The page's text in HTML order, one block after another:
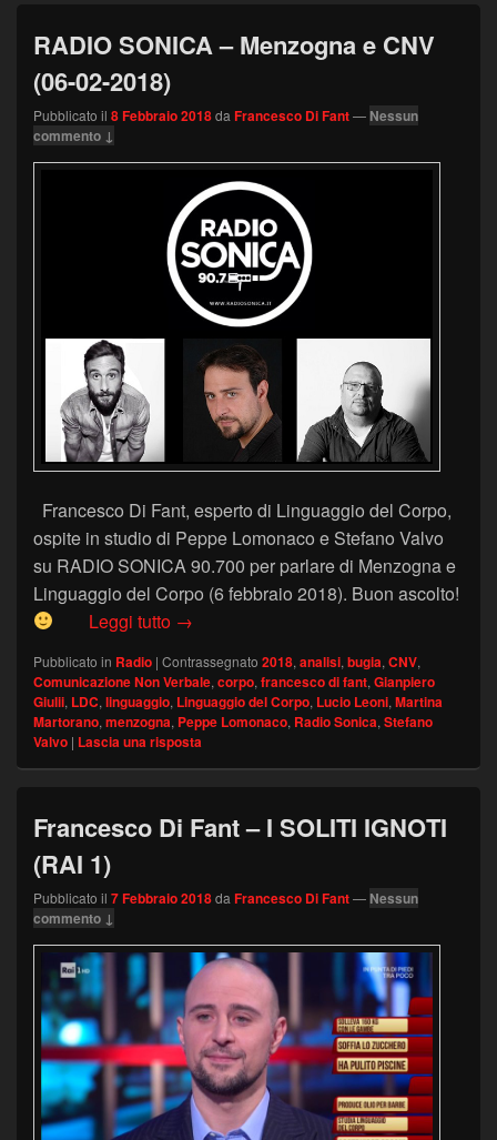
RADIO SONICA – Menzogna e CNV
(06-02-2018)
Pubblicato il 8 Febbraio 2018da Francesco Di Fant— Nessun
commento ↓
Francesco Di Fant, esperto di Linguaggio del Corpo,
ospite in studio di Peppe Lomonaco e Stefano Valvo
su RADIO SONICA 90.700 per parlare di Menzogna e
Linguaggio del Corpo (6 febbraio 2018). Buon ascolto!
Leggi tutto RADIO SONICA – Menzogna e CNV
→
Pubblicato in Radio | Contrassegnato 2018, analisi, bugia, CNV,
Comunicazione Non Verbale, corpo, francesco di fant, Gianpiero
Giulii, LDC, linguaggio, Linguaggio del Corpo, Lucio Leoni, Martina
Martorano, menzogna, Peppe Lomonaco, Radio Sonica, Stefano
Valvo | Lascia una risposta
Francesco Di Fant – I SOLITI IGNOTI
(RAI 1)
Pubblicato il 7 Febbraio 2018da Francesco Di Fant— Nessun
commento ↓